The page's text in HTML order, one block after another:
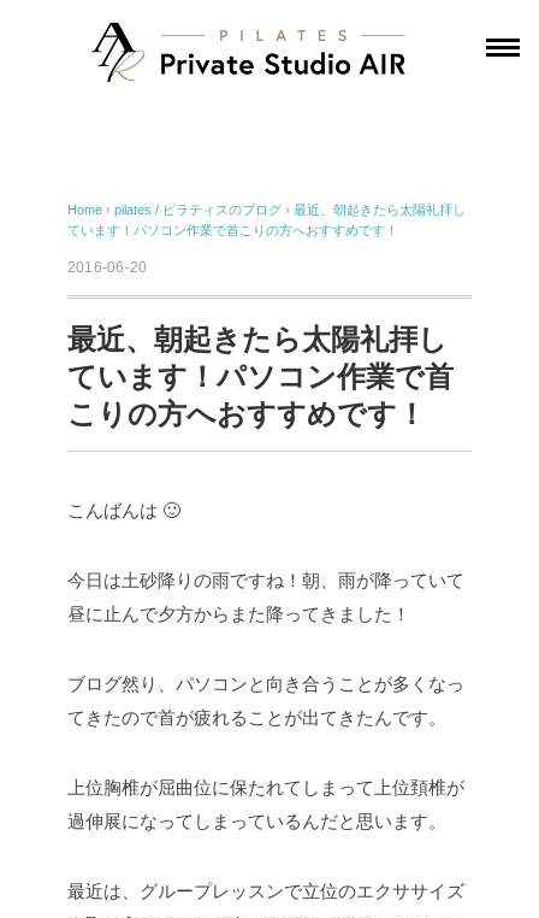
Home › pilates / ピラティスのブログ › 最近、朝起きたら太陽礼拝し
ています！パソコン作業で首こりの方へおすすめです！
2016-06-20
最近、朝起きたら太陽礼拝し
ています！パソコン作業で首
こりの方へおすすめです！
こんばんは 🙂
今日は土砂降りの雨ですね！朝、雨が降っていて
昼に止んで夕方からまた降ってきました！
ブログ然り、パソコンと向き合うことが多くなっ
てきたので首が疲れることが出てきたんです。
上位胸椎が屈曲位に保たれてしまって上位頚椎が
過伸展になってしまっているんだと思います。
最近は、グループレッスンで立位のエクササイズ